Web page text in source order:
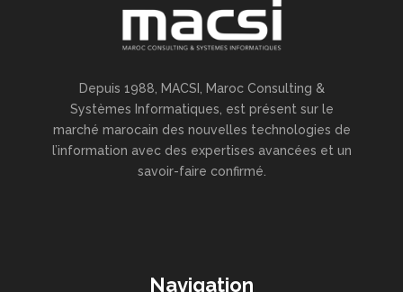
Depuis 1988, MACSI, Maroc Consulting &
Systèmes Informatiques, est présent sur le
marché marocain des nouvelles technologies de
l’information avec des expertises avancées et un
savoir-faire confirmé.
Navigation